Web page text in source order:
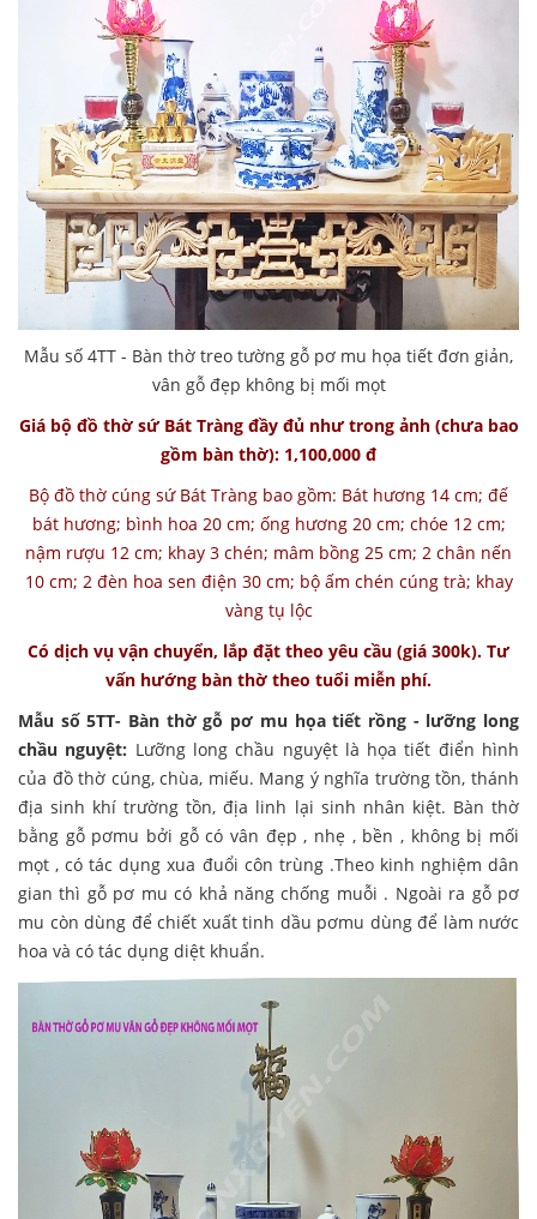
Mẫu số 4TT - Bàn thờ treo tường gỗ pơ mu họa tiết đơn giản,
vân gỗ đẹp không bị mối mọt
Giá bộ đồ thờ sứ Bát Tràng đầy đủ như trong ảnh (chưa bao
gồm bàn thờ): 1,100,000 đ
Bộ đồ thờ cúng sứ Bát Tràng bao gồm: Bát hương 14 cm; đế
bát hương; bình hoa 20 cm; ống hương 20 cm; chóe 12 cm;
nậm rượu 12 cm; khay 3 chén; mâm bồng 25 cm; 2 chân nến
10 cm; 2 đèn hoa sen điện 30 cm; bộ ấm chén cúng trà; khay
vàng tụ lộc
Có dịch vụ vận chuyển, lắp đặt theo yêu cầu (giá 300k). Tư
vấn hướng bàn thờ theo tuổi miễn phí.
Mẫu số 5TT- Bàn thờ gỗ pơ mu họa tiết rồng - lưỡng long
chầu nguyệt: Lưỡng long chầu nguyệt là họa tiết điển hình
của đồ thờ cúng, chùa, miếu. Mang ý nghĩa trường tồn, thánh
địa sinh khí trường tồn, địa linh lại sinh nhân kiệt. Bàn thờ
bằng gỗ pơmu bởi gỗ có vân đẹp , nhẹ , bền , không bị mối
mọt , có tác dụng xua đuổi côn trùng .Theo kinh nghiệm dân
gian thì gỗ pơ mu có khả năng chống muỗi . Ngoài ra gỗ pơ
mu còn dùng để chiết xuất tinh dầu pơmu dùng để làm nước
hoa và có tác dụng diệt khuẩn.